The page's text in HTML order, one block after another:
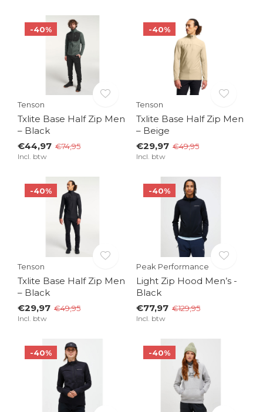
-40%
Tenson
Txlite Base Half Zip Men
– Black
€44,97 €74,95
Incl. btw
-40%
Tenson
Txlite Base Half Zip Men
– Beige
€29,97 €49,95
Incl. btw
-40%
Tenson
Txlite Base Half Zip Men
– Black
€29,97 €49,95
Incl. btw
-40%
Peak Performance
Light Zip Hood Men’s -
Black
€77,97 €129,95
Incl. btw
-40% -40%